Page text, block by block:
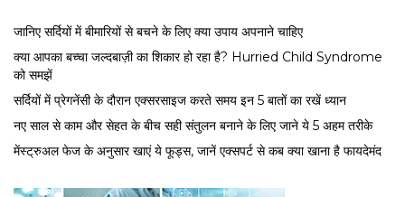
जानिए सर्दियों में बीमारियों से बचने के लिए क्या उपाय अपनाने चाहिए
क्या आपका बच्चा जल्दबाज़ी का शिकार हो रहा है? Hurried Child Syndrome
को समझें
सर्द‍ियों में प्रेगनेंसी के दौरान एक्सरसाइज करते समय इन 5 बातों का रखें ध्यान
नए साल से काम और सेहत के बीच सही संतुलन बनाने के लिए जाने ये 5 अहम तरीके
मेंस्ट्रुअल फेज के अनुसार खाएं ये फूड्स, जानें एक्सपर्ट से कब क्या खाना है फायदेमंद